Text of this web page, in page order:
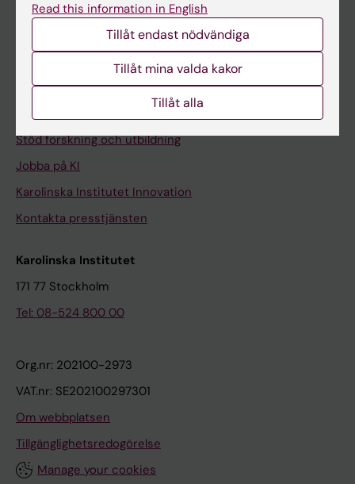
Medarbetare
Medarbetarportalen
Kontakta och besök KI
Universitetsbiblioteket
Stöd forskning och utbildning
Jobba på KI
Karolinska Institutet Innovation
Kontakta presstjänsten
Karolinska Institutet
171 77 Stockholm
Tel: 08-524 800 00
Org.nr: 202100-2973
VAT.nr: SE202100297301
Om webbplatsen
Tillgänglighetsredogörelse
Manage your cookies
Read this information in English
Tillåt endast nödvändiga
Tillåt mina valda kakor
Tillåt alla